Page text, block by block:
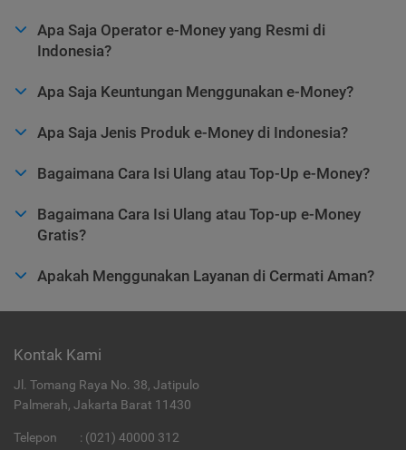
Apa Saja Operator e-Money yang Resmi di
Indonesia?
Apa Saja Keuntungan Menggunakan e-Money?
Apa Saja Jenis Produk e-Money di Indonesia?
Bagaimana Cara Isi Ulang atau Top-Up e-Money?
Bagaimana Cara Isi Ulang atau Top-up e-Money
Gratis?
Apakah Menggunakan Layanan di Cermati Aman?
Kontak Kami
Jl. Tomang Raya No. 38, Jatipulo
Palmerah, Jakarta Barat 11430
Telepon : (021) 40000 312